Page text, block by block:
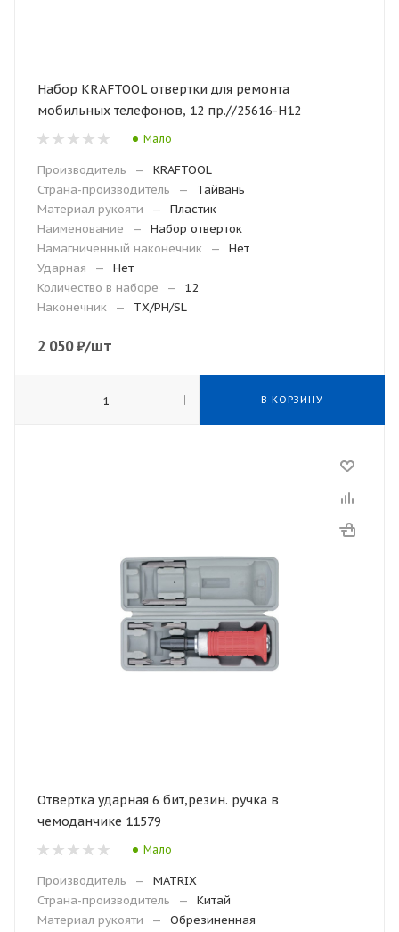
Набор KRAFTOOL отвертки для ремонта
мобильных телефонов, 12 пр.//25616-Н12
Мало
Производитель —
KRAFTOOL
Страна-производитель
—
Тайвань
Материал рукояти
—
Пластик
Наименование
—
Набор отверток
Намагниченный наконечник
—
Нет
Ударная
—
Нет
Количество в наборе
—
12
Наконечник
— TX/PH/SL
2 050₽/шт
В КОРЗИНУ
Отвертка ударная 6 бит,резин. ручка в
чемоданчике 11579
Мало
Производитель —
MATRIX
Страна-производитель
—
Китай
Материал рукояти
—
Обрезиненная